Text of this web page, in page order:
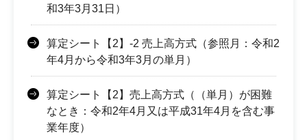
和3年3月31日）
算定シート【2】-2 売上高方式（参照月：令和2
年4月から令和3年3月の単月）
算定シート【2】売上高方式（（単月）が困難
なとき：令和2年4月又は平成31年4月を含む事
業年度）